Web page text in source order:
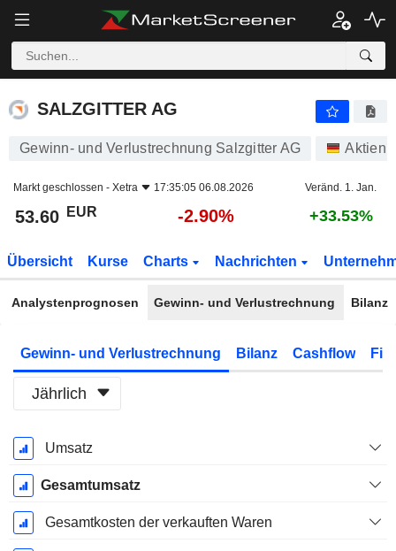
SALZGITTER AG
SALZGITTER AG
Gewinn- und Verlustrechnung Salzgitter AG Aktien
Markt geschlossen - Xetra 17:35:05 06.08.2026 Veränd. 1. Jan.
53.60 EUR -2.90% +33.53%
Übersicht Kurse Charts Nachrichten
Analystenprognosen Gewinn- und Verlustrechnung Bilanz
Gewinn- und Verlustrechnung Bilanz Cashflow
Jährlich
Ende d.
Geschäftsjahres:
Dezember
Umsatz
Gesamtumsatz
Gesamtkosten der verkauften Waren